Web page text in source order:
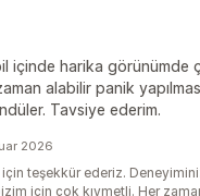
içinde harika görünümde
alabilir panik
Tavsiye ederim.
2026
teşekkür ederiz.
için çok kıymetli. Her